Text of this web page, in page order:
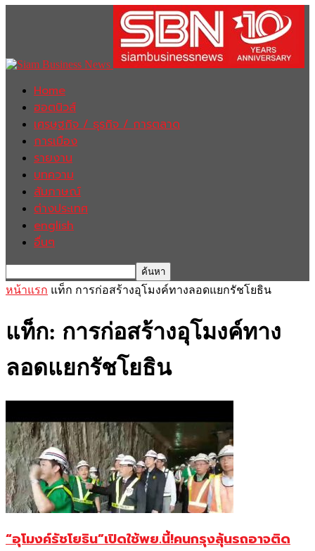
Home
ฮอตนิวส์
เศรษฐกิจ / ธุรกิจ / การตลาด
การเมือง
รายงาน
บทความ
สัมภาษณ์
ต่างประเทศ
english
อื่นๆ
หน้าแรก แท็ก การก่อสร้างอุโมงค์ทางลอดแยกรัชโยธิน
แท็ก: การก่อสร้างอุโมงค์ทาง
ลอดแยกรัชโยธิน
“อุโมงค์รัชโยธิน”เปิดใช้พย.นี้!คนกรุงลุ้นรถอาจติด